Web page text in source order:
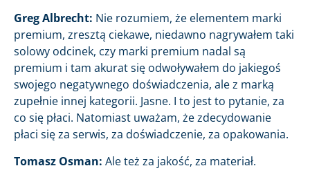
Greg Albrecht: Nie rozumiem, że elementem marki
premium, zresztą ciekawe, niedawno nagrywałem taki
solowy odcinek, czy marki premium nadal są
premium i tam akurat się odwoływałem do jakiegoś
swojego negatywnego doświadczenia, ale z marką
zupełnie innej kategorii. Jasne. I to jest to pytanie, za
co się płaci. Natomiast uważam, że zdecydowanie
płaci się za serwis, za doświadczenie, za opakowania.
Tomasz Osman: Ale też za jakość, za materiał.